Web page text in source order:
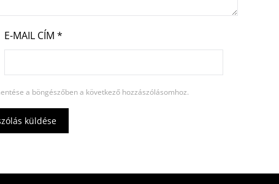
E-MAIL CÍM *
a böngészőben a következő hozzászólásomhoz.